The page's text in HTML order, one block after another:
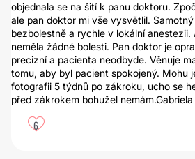
objednala se na šití k panu doktoru.
ale pan doktor mi vše vysvětlil.
bezbolestně a rychle v lokální anestezii.
neměla žádné bolesti. Pan doktor je
precizní a pacienta neodbyde. Věnuje
tomu, aby byl pacient spokojený. Mohu
fotografii 5 týdnů po zákroku, ucho se
před zákrokem bohužel nemám.Gabriela
6